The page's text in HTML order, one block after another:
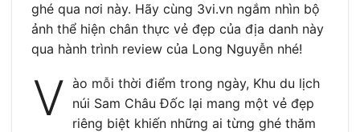
ghé qua nơi này. Hãy cùng 3vi.vn ngắm nhìn bộ
ảnh thể hiện chân thực vẻ đẹp của địa danh này
qua hành trình review của Long Nguyễn nhé!
V ào mỗi thời điểm trong ngày, Khu du lịch
núi Sam Châu Đốc lại mang một vẻ đẹp
riêng biệt khiến những ai từng ghé thăm